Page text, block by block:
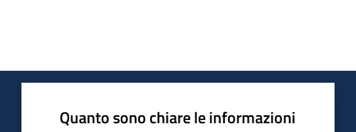
Quanto sono chiare le informazioni